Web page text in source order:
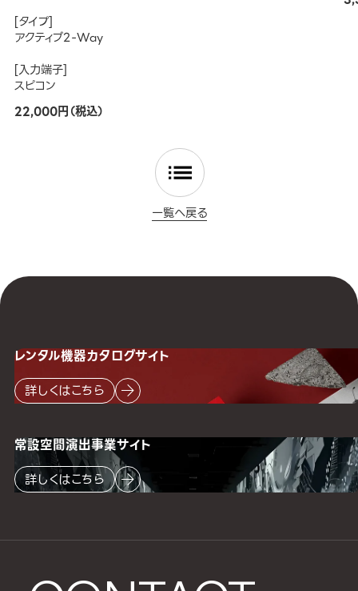
[タイプ]
アクティブ2-Way
[入力端子]
スピコン
22,000円（税込）
一覧へ戻る
レンタル機器カタログサイト
詳しくはこちら
常設空間演出事業サイト
詳しくはこちら